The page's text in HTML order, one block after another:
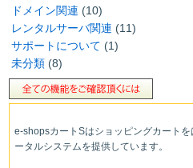
ドメイン関連 (10)
レンタルサーバ関連 (11)
サポートについて (1)
未分類(8)
e-shopsカートSはショッピングカート
ータルシステムを提供しています。